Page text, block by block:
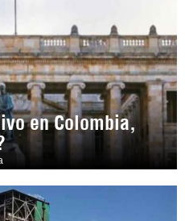
en Colombia,